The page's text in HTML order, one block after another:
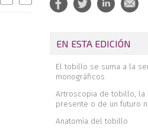
EN ESTA EDICIÓN
El tobillo se suma a la
monográficos
Artroscopia de tobillo, la
presente o de un futuro
Anatomía del tobillo